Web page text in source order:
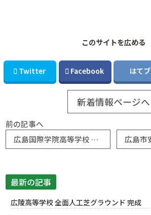
このサイトを広める
Twitter Facebook はてブ
新着情報ページへ
前の記事へ
広島国際学院高等学校 グラウンド内野整備を施工しました
最新の記事
広陵高等学校 全面人工芝グラウンド 完成